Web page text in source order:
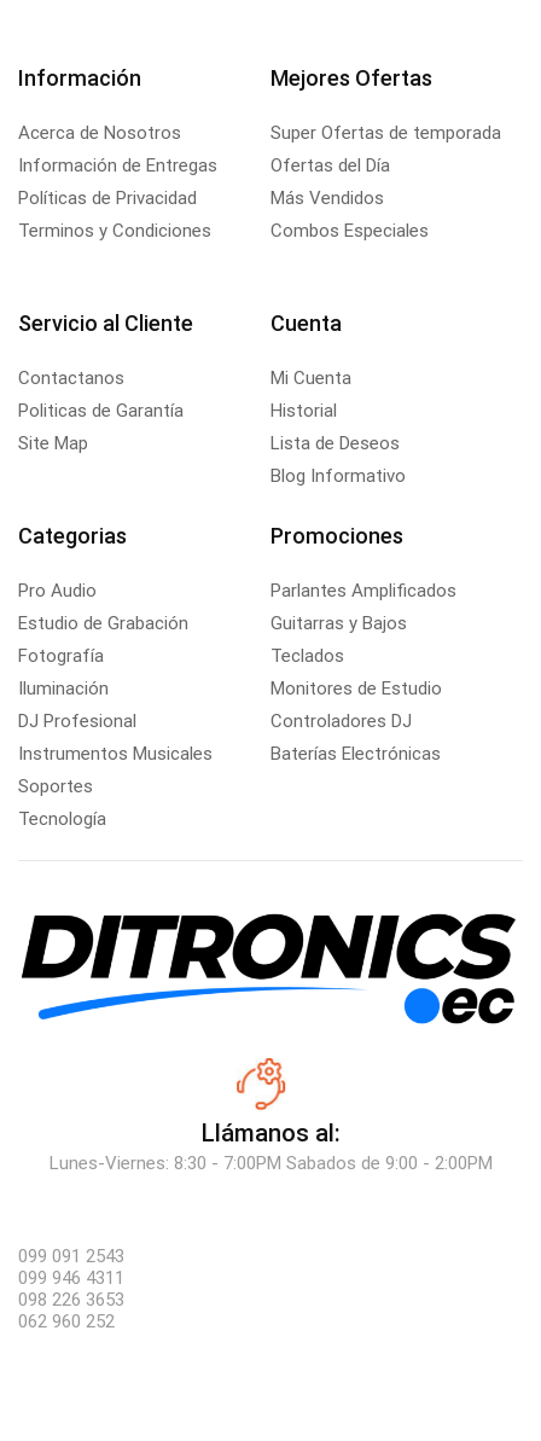
Información
Acerca de Nosotros
Información de Entregas
Políticas de Privacidad
Terminos y Condiciones
Mejores Ofertas
Super Ofertas de temporada
Ofertas del Día
Más Vendidos
Combos Especiales
Servicio al Cliente
Contactanos
Politicas de Garantía
Site Map
Cuenta
Mi Cuenta
Historial
Lista de Deseos
Blog Informativo
Categorias
Pro Audio
Estudio de Grabación
Fotografía
Iluminación
DJ Profesional
Instrumentos Musicales
Soportes
Tecnología
Promociones
Parlantes Amplificados
Guitarras y Bajos
Teclados
Monitores de Estudio
Controladores DJ
Baterías Electrónicas
Llámanos al:
Lunes-Viernes: 8:30 - 7:00PM Sabados de 9:00 - 2:00PM
099 091 2543
099 946 4311
098 226 3653
062 960 252